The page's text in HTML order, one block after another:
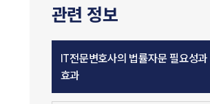
관련 정보
IT전문변호사의 법률자문 필요성과
효과